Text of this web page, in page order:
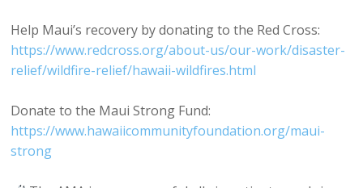
Help Maui’s recovery by donating to the Red Cross:
https://www.redcross.org/about-us/our-work/disaster-
relief/wildfire-relief/hawaii-wildfires.html
Donate to the Maui Strong Fund:
https://www.hawaiicommunityfoundation.org/maui-
strong